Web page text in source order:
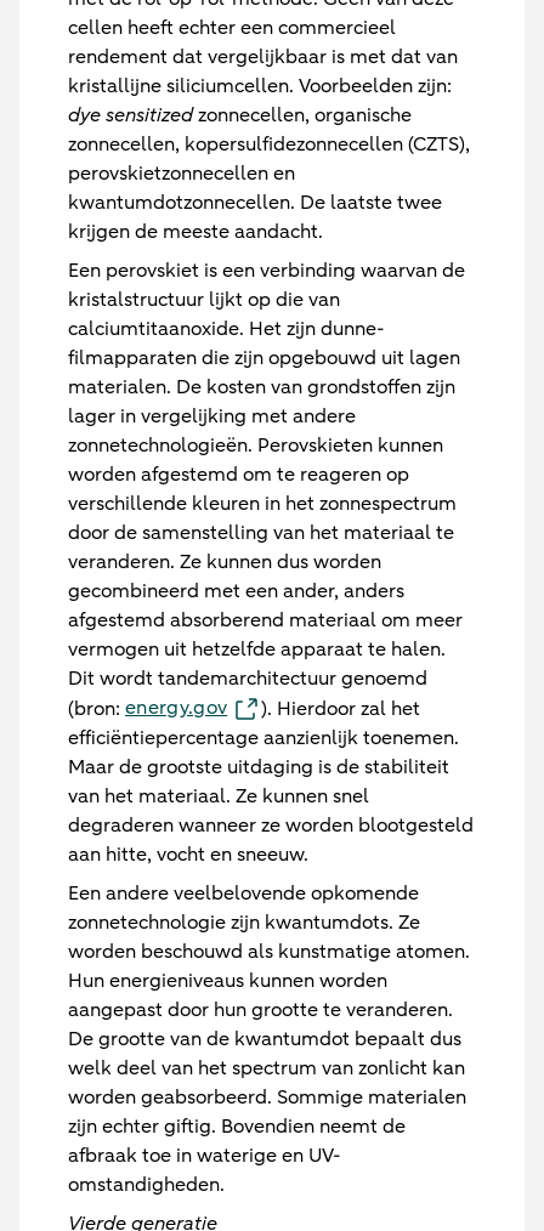
cellen heeft echter een commercieel
rendement dat vergelijkbaar is met dat van
kristallijne siliciumcellen. Voorbeelden zijn:
dye sensitizedzonnecellen, organische
zonnecellen, kopersulfidezonnecellen (CZTS),
perovskietzonnecellen en
kwantumdotzonnecellen. De laatste twee
krijgen de meeste aandacht.
Een perovskiet is een verbinding waarvan de
kristalstructuur lijkt op die van
calciumtitaanoxide. Het zijn dunne-
filmapparaten die zijn opgebouwd uit lagen
materialen. De kosten van grondstoffen zijn
lager in vergelijking met andere
zonnetechnologieën. Perovskieten kunnen
worden afgestemd om te reageren op
verschillende kleuren in het zonnespectrum
door de samenstelling van het materiaal te
veranderen. Ze kunnen dus worden
gecombineerd met een ander, anders
afgestemd absorberend materiaal om meer
vermogen uit hetzelfde apparaat te halen.
Dit wordt tandemarchitectuur genoemd
(bron: energy.gov
). Hierdoor zal het
efficiëntiepercentage aanzienlijk toenemen.
Maar de grootste uitdaging is de stabiliteit
van het materiaal. Ze kunnen snel
degraderen wanneer ze worden blootgesteld
aan hitte, vocht en sneeuw.
Een andere veelbelovende opkomende
zonnetechnologie zijn kwantumdots. Ze
worden beschouwd als kunstmatige atomen.
Hun energieniveaus kunnen worden
aangepast door hun grootte te veranderen.
De grootte van de kwantumdot bepaalt dus
welk deel van het spectrum van zonlicht kan
worden geabsorbeerd. Sommige materialen
zijn echter giftig. Bovendien neemt de
afbraak toe in waterige en UV-
omstandigheden.
Vierde generatie